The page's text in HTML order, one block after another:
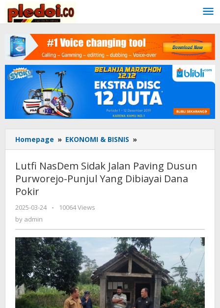
content
Homepage » EKONOMI & BISNIS »
NasDem
Jalan
Paving
Dibiayai
Dana
Pokir
Lutfi NasDem Sidak Jalan Paving Dusun
Purworejo-Punjul Yang Dibiayai Dana
Pokir
2025-03-24
by
-
10064 Views
by admin